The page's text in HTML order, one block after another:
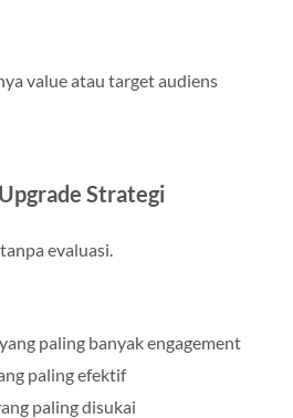
value atau target audiens
Strategi
evaluasi.
paling banyak engagement
paling efektif
paling disukai